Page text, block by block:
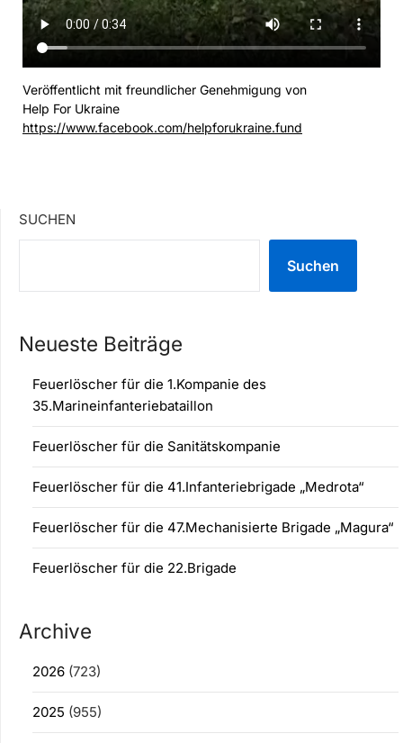
Veröffentlicht mit freundlicher Genehmigung von
Help For Ukraine
https://www.facebook.com/helpforukraine.fund
SUCHEN
Suchen
Neueste Beiträge
Feuerlöscher für die 1.Kompanie des
35.Marineinfanteriebataillon
Feuerlöscher für die Sanitätskompanie
Feuerlöscher für die 41.Infanteriebrigade „Medrota“
Feuerlöscher für die 47.Mechanisierte Brigade „Magura“
Feuerlöscher für die 22.Brigade
Archive
2026 (723)
2025 (955)